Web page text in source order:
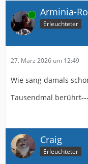
Und natürlich auch
und Steri, sowie
jeden Tag alles für
😂👍😂👍😂👍
Online Arminia-
Erleuchteter
27. März 2026 um 12:49
Wie sang damals
Tausendmal
Craig
Erleuchteter